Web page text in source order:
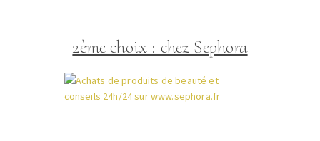
2ème choix : chez Sephora